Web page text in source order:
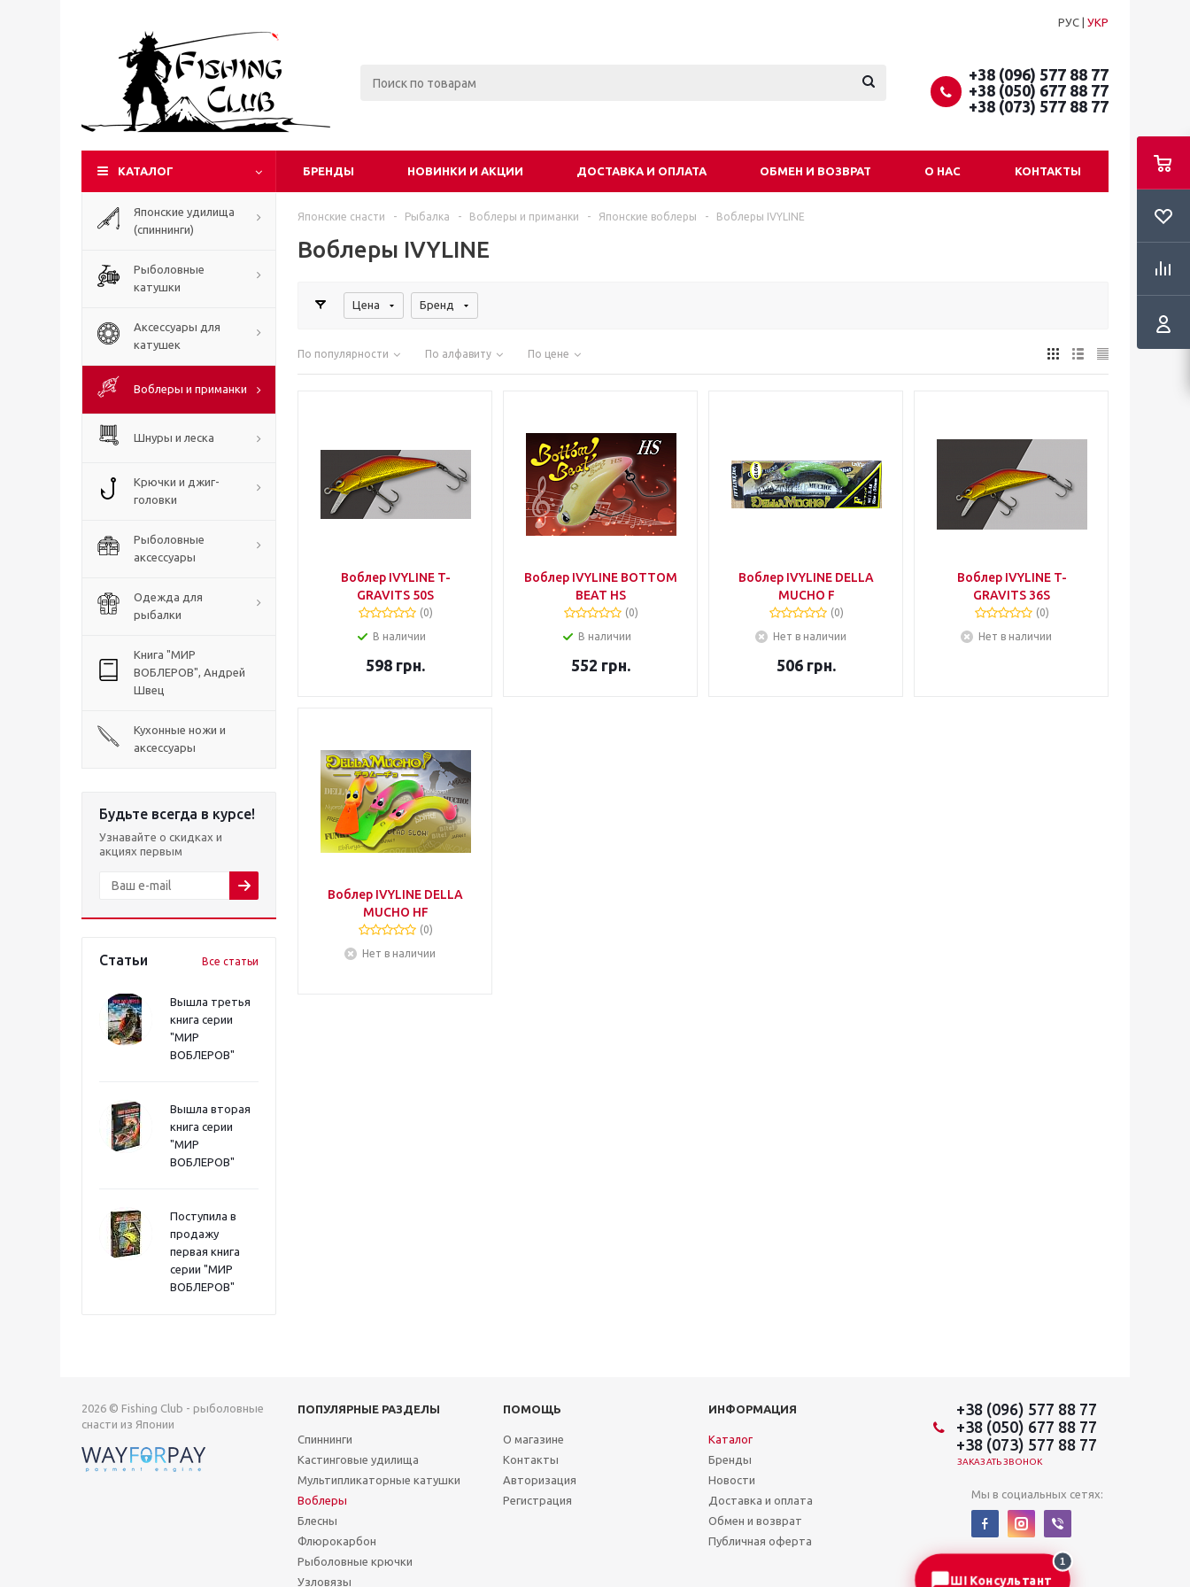
РУС УКР
+38 (096) 577 88 77
+38 (050) 677 88 77
+38 (073) 577 88 77
КАТАЛОГ БРЕНДЫ НОВИНКИ И АКЦИИ ДОСТАВКА И ОПЛАТА ОБМЕН И ВОЗВРАТ О НАС КОНТАКТЫ
Японские удилища
(спиннинги)
Рыболовные
катушки
Аксессуары для
катушек
Воблеры и приманки
Шнуры и леска
Крючки и джиг-
головки
Рыболовные
аксессуары
Одежда для
рыбалки
Книга "МИР
ВОБЛЕРОВ", Андрей
Швец
Кухонные ножи и
аксессуары
Будьте всегда в курсе!
Узнавайте о скидках и
акциях первым
Статьи Все статьи
Вышла третья
книга серии
"МИР
ВОБЛЕРОВ"
Вышла вторая
книга серии
"МИР
ВОБЛЕРОВ"
Поступила в
продажу
первая книга
серии "МИР
ВОБЛЕРОВ"
Японские снасти - Рыбалка - Воблеры и приманки - Японские воблеры - Воблеры IVYLINE
Воблеры IVYLINE
Цена Бренд
По популярности По алфавиту По цене
Воблер IVYLINE T-
GRAVITS 50S
(0)
В наличии
598 грн.
Воблер IVYLINE BOTTOM
BEAT HS
(0)
В наличии
552 грн.
Воблер IVYLINE DELLA
MUCHO F
(0)
Нет в наличии
506 грн.
Воблер IVYLINE T-
GRAVITS 36S
(0)
Нет в наличии
Воблер IVYLINE DELLA
MUCHO HF
(0)
Нет в наличии
2026 © Fishing Club - рыболовные
снасти из Японии
ПОПУЛЯРНЫЕ РАЗДЕЛЫ ПОМОЩЬ ИНФОРМАЦИЯ
Спиннинги
Кастинговые удилища
Мультипликаторные катушки
Воблеры
Блесны
Флюрокарбон
Рыболовные крючки
Узловязы
О магазине
Контакты
Авторизация
Регистрация
Каталог
Бренды
Новости
Доставка и оплата
Обмен и возврат
Публичная оферта
+38 (096) 577 88 77
+38 (050) 677 88 77
+38 (073) 577 88 77
ЗАКАЗАТЬ ЗВОНОК
Мы в социальных сетях:
ШІ Консультант
1